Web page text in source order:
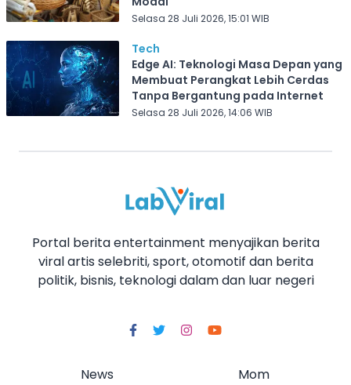
Selasa 28 Juli 2026, 15:01 WIB
Tech
Edge AI: Teknologi Masa Depan yang
Membuat Perangkat Lebih Cerdas
Tanpa Bergantung pada Internet
Selasa 28 Juli 2026, 14:06 WIB
Portal berita entertainment menyajikan berita
viral artis selebriti, sport, otomotif dan berita
politik, bisnis, teknologi dalam dan luar negeri
News
Mom